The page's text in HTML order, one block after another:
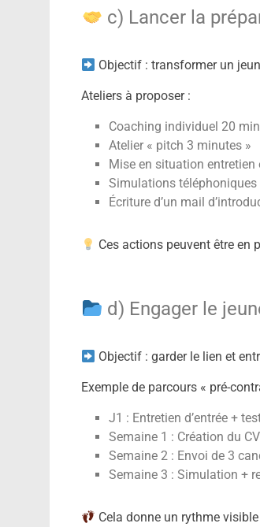
c) Lancer la
Objectif : transformer un
Ateliers à proposer :
Coaching individuel 20
Atelier « pitch 3 minutes »
Mise en situation entretien
Simulations téléphoniques
Écriture d’un mail
Ces actions peuvent être en
d) Engager le
Objectif : garder le lien et
Exemple de parcours « pré-
J1 : Entretien d’entrée +
Semaine 1 : Création du
Semaine 2 : Envoi de 3
Semaine 3 : Simulation +
Cela donne un rythme